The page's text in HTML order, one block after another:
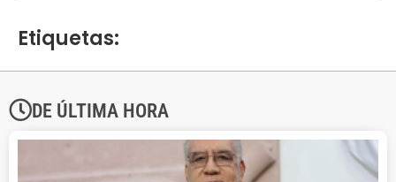
Etiquetas:
DE ÚLTIMA HORA